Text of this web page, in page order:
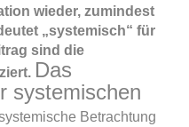
wieder, zumindest
„systemisch“ für
sind die
Das
systemischen
Betrachtung